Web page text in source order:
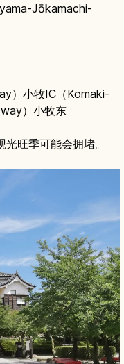
Jōkamachi-
）小牧IC（Komaki-
）小牧东
旺季可能会拥堵。